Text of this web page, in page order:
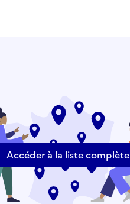
Accéder à la liste complète